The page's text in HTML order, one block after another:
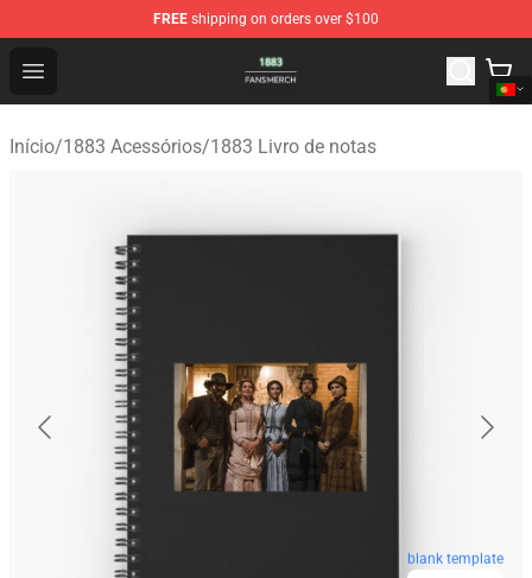
FREE shipping on orders over $100
Open menu
1883 Shop - Official 1883 Merchandise Store
Início/1883 Acessórios/1883 Livro de notas
blank template